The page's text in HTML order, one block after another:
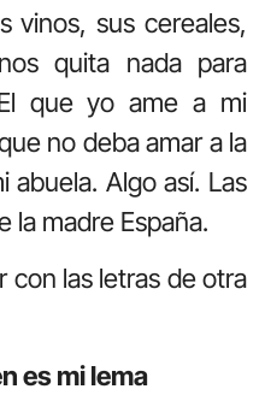
vinos, sus cereales,
quita nada para
que yo ame a mi
no deba amar a la
abuela. Algo así. Las
la madre España.
con las letras de otra
es mi lema